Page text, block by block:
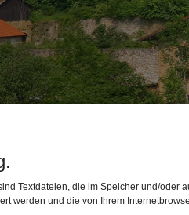
Textdateien, die im Speicher und/oder
werden und die von Ihrem